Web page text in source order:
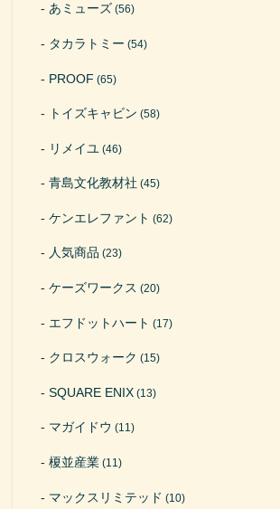
あミューズ (56)
タカラトミー (54)
PROOF (65)
トイズキャビン (58)
リメイユ (46)
青島文化教材社 (45)
ケンエレファント (62)
人気商品 (23)
ケーズワークス (20)
エフドットハート (17)
クロスウォーク (15)
SQUARE ENIX (13)
マガイドウ (11)
榎並産業 (11)
マックスリミテッド (10)